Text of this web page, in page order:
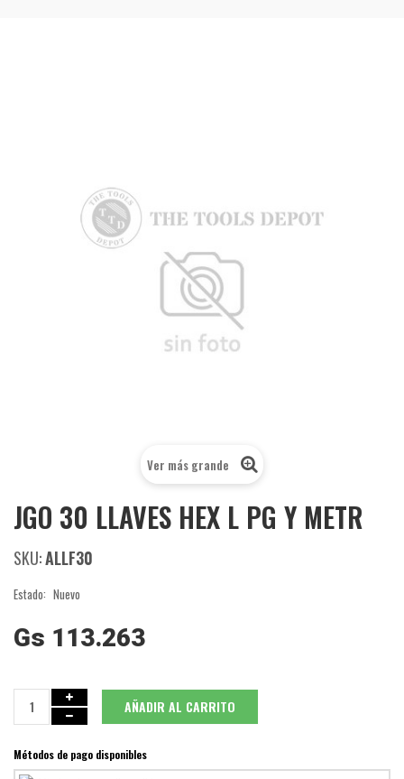
Ver más grande
JGO 30 LLAVES HEX L PG Y METR
SKU:ALLF30
Estado: Nuevo
Gs 113.263
AÑADIR AL CARRITO
Métodos de pago disponibles